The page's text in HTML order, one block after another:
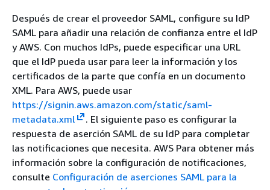
Después de crear el proveedor SAML, configure su IdP
SAML para añadir una relación de confianza entre el IdP
y AWS. Con muchos IdPs, puede especificar una URL
que el IdP pueda usar para leer la información y los
certificados de la parte que confía en un documento
XML. Para AWS, puede usar
https://signin.aws.amazon.com/static/saml-
metadata.xml
. El siguiente paso es configurar la
respuesta de aserción SAML de su IdP para completar
las notificaciones que necesita. AWS Para obtener más
información sobre la configuración de notificaciones,
consulte Configuración de aserciones SAML para la